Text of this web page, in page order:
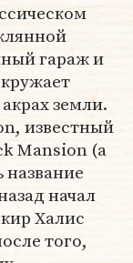
гараж и
земли.
известный
Mansion (а
название
начал
Халис
того,